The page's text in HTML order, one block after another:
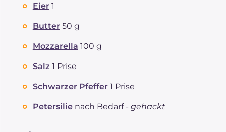
Eier 1
Butter 50 g
Mozzarella 100 g
Salz 1 Prise
Schwarzer Pfeffer 1 Prise
Petersilie nach Bedarf - gehackt